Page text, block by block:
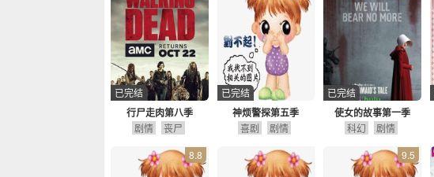
行尸走肉第八季
已完结
剧情 丧尸
神烦警探第五季
已完结
喜剧 剧情
使女的故事第一季
已完结
科幻 剧情
8.8 9.5